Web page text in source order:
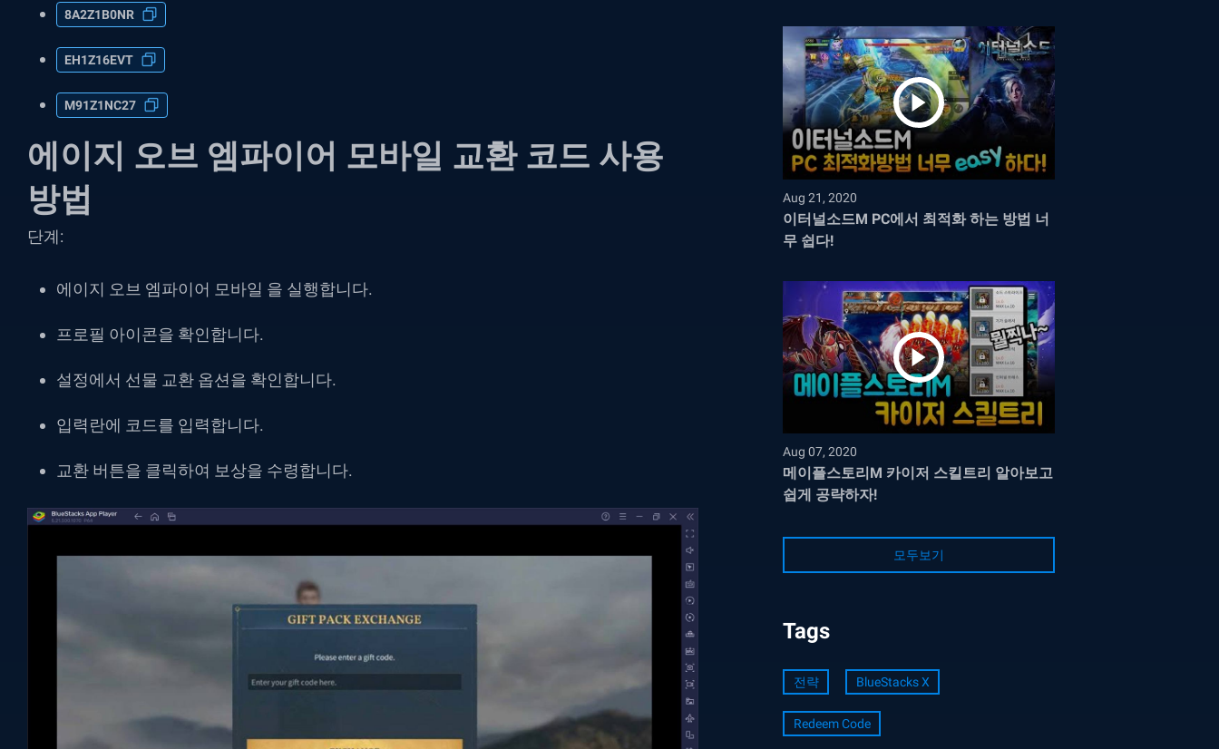
8A2Z1B0NR
EH1Z16EVT
M91Z1NC27
에이지 오브 엠파이어 모바일 교환 코드 사용
방법
단계:
에이지 오브 엠파이어 모바일 을 실행합니다.
프로필 아이콘을 확인합니다.
설정에서 선물 교환 옵션을 확인합니다.
입력란에 코드를 입력합니다.
교환 버튼을 클릭하여 보상을 수령합니다.
Aug 21, 2020
이터널소드M PC에서 최적화 하는 방법 너
무 쉽다!
Aug 07, 2020
메이플스토리M 카이저 스킬트리 알아보고
쉽게 공략하자!
모두보기
Tags
전략 BlueStacks X
Redeem Code